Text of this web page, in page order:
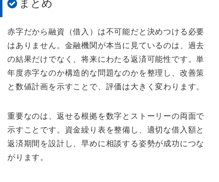
まとめ
赤字だから融資（借入）は不可能だと決めつける必要
はありません。金融機関が本当に見ているのは、過去
の結果だけでなく、将来にわたる返済可能性です。単
年度赤字なのか構造的な問題なのかを整理し、改善策
と数値計画を示すことで、評価は大きく変わります。
重要なのは、返せる根拠を数字とストーリーの両面で
示すことです。資金繰り表を整備し、適切な借入額と
返済期間を設計し、早めに相談する姿勢が成功につな
がります。